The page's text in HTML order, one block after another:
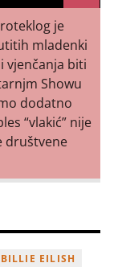
je
mladenki
vjenčanja biti
Showu
dodatno
“vlakić” nije
društvene
BILLIE EILISH